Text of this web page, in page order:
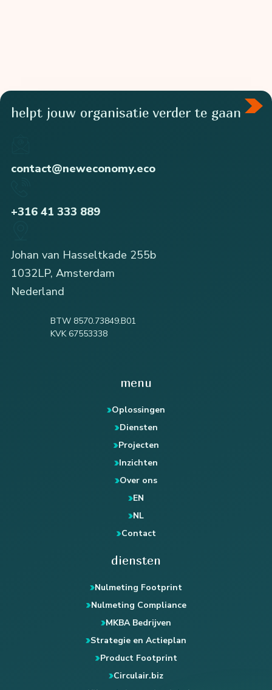
helpt jouw organisatie verder te gaan
contact@neweconomy.eco
+316 41 333 889
Johan van Hasseltkade 255b
1032LP, Amsterdam
Nederland
BTW 8570.73849.B01
KVK 67553338
menu
Oplossingen
Diensten
Projecten
Inzichten
Over ons
EN
NL
Contact
diensten
Nulmeting Footprint
Nulmeting Compliance
MKBA Bedrijven
Strategie en Actieplan
Product Footprint
Circulair.biz